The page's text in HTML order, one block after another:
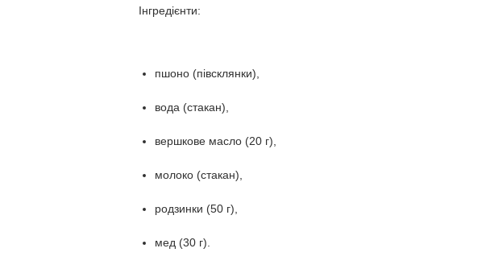
Інгредієнти:
пшоно (півсклянки),
вода (стакан),
вершкове масло (20 г),
молоко (стакан),
родзинки (50 г),
мед (30 г).